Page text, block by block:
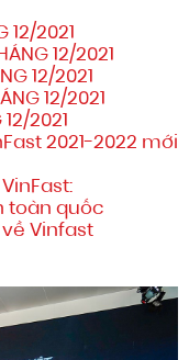
12/2021
12/2021
12/2021
12/2021
12/2021
2021-2022 mới
toàn quốc
Vinfast